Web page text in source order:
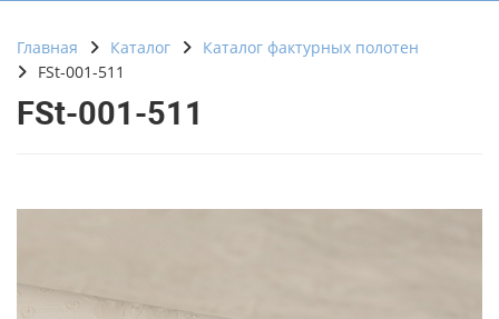
Главная Каталог
Каталог фактурных полотен
FSt-001-511
FSt-001-511